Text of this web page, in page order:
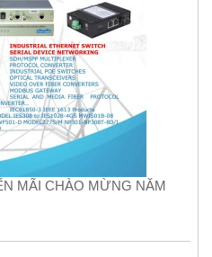
MÃI CHÀO MỪNG NĂM